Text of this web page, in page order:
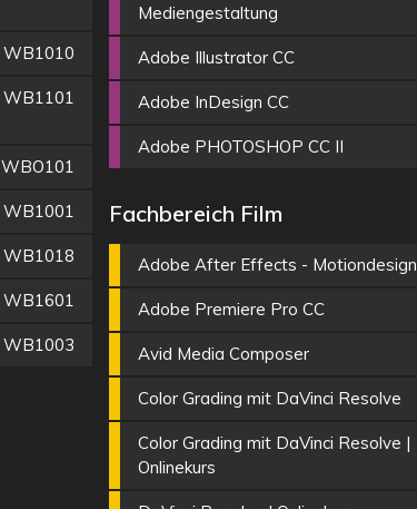
WB1010
WB1101
WBO101
WB1001
WB1018
WB1601
WB1003
Mediengestaltung
Adobe Illustrator CC
Adobe InDesign CC
Adobe PHOTOSHOP CC II
Fachbereich Film
Adobe After Effects - Motiondesign
Adobe Premiere Pro CC
Avid Media Composer
Color Grading mit DaVinci Resolve
Color Grading mit DaVinci Resolve |
Onlinekurs